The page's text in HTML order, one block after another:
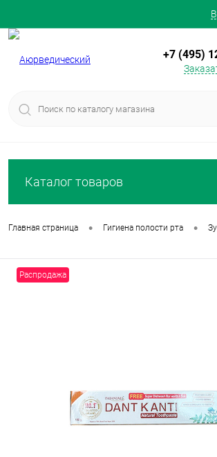
+7 (495)
Каталог товаров
Главная страница • Гигиена полости рта •
Распродажа